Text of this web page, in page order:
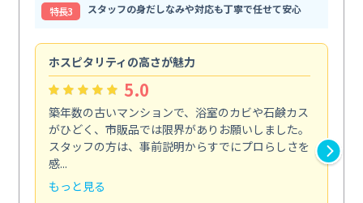
特⻑3
スタッフの身だしなみや対応も丁寧で任せて安心
ホスピタリティの高さが魅力
5.0
築年数の古いマンションで、浴室のカビや石鹸カス
がひどく、市販品では限界がありお願いしました。
スタッフの方は、事前説明からすでにプロらしさを
感...
もっと見る